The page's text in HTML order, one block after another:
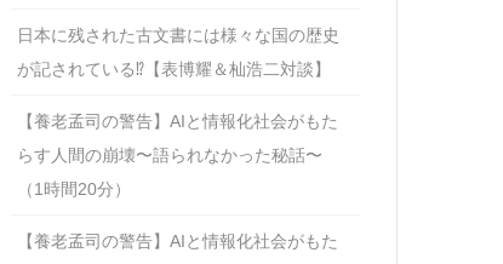
日本に残された古文書には様々な国の歴史
が記されている⁉【表博耀＆杣浩二対談】
【養老孟司の警告】AIと情報化社会がもた
らす人間の崩壊〜語られなかった秘話〜
（1時間20分）
【養老孟司の警告】AIと情報化社会がもた